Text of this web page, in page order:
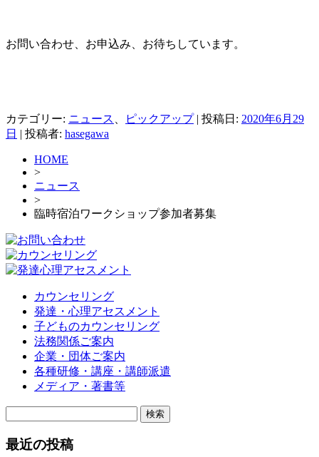
お問い合わせ、お申込み、お待ちしています。
カテゴリー: ニュース ピックアップ| 投稿日: 2020年6月29
日 | 投稿者: hasegawa
HOME
>
ニュース
>
臨時宿泊ワークショップ参加者募集
カウンセリング
発達・心理アセスメント
子どものカウンセリング
法務関係ご案内
企業・団体ご案内
各種研修・講座・講師派遣
メディア・著書等
最近の投稿